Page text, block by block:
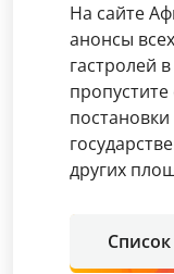
На сайте
анонсы
гастролей
других